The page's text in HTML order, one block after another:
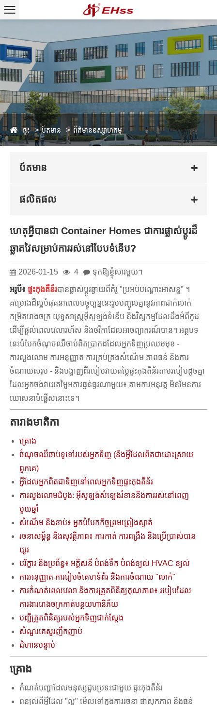
ផ្ទះ ប៍តមាន ព័ត៌មានឧស្សាហកម្ម
ប៍តមាន
ផលិតផល
ហេតុអ្វីបានជា Container Homes ជាការផ្លាស់ប្តូរដ៏
ឆ្លាតវៃសម្រាប់ការរស់នៅបែបទំនើប?
2026-01-15 4 ទុកឱ្យខ្ញុំសារមួយ។
អរូបី៖ ផ្ទះកុងតឺន័របានផ្លាស់ប្តូរឆ្ងាយពីគំរូ "ប្រអប់បណ្តោះអាសន្ន" ។
គម្រោងដ៏ល្អបំផុតនាពេលបច្ចុប្បន្ននេះរួមបញ្ចូលគ្នានូវភាពជាក់លាក់
កម្រិតរោងចក្រ យុទ្ធសាស្រ្តអ៊ីសូឡង់ទំនើប និងវិស្វកម្មដែលដឹងអំពីកូដ
ដើម្បីផ្តល់ពេលវេលារហ័ស និងថវិកាដែលអាចព្យាករណ៍បាន។ អត្ថបទ
នេះបំបែកចំណុចឈឺចាប់ពិតប្រាកដដែលអ្នកទិញប្រឈមមុខ -
ការលួងលោម ការអនុញ្ញាត ការគ្រប់គ្រងសំណើម ភាពធន់ និងការ
ចំណាយសរុប - និងបង្ហាញពីរបៀបវាយតម្លៃផ្ទះកុងតឺន័រតាមរបៀបដូចគ្នា
ដែលអ្នកចង់វាយតម្លៃអគារធ្ងន់ធ្ងរណាមួយ៖ តាមការអនុវត្ត មិនមែនការ
ឃោសនាបំផ្លើសនោះទេ។
តារាងមាតិកា
គ្រោង
ចំណុចឈឺចាប់ទូទៅរបស់អ្នកទិញ (និងអ្វីដែលពិតជាដោះស្រាយ
ពួកគេ)
អ្វីដែលអ្នកពិតជាទិញនៅពេលអ្នកទិញផ្ទះកុងតឺន័រ
ការលួងលោមដំបូង: អ៊ីសូឡង់សំឡេងរំខាននិងការរស់នៅពេញ
មួយឆ្នាំ
សំណើម និងខាប់៖ អ្នកបំបែកកិច្ចព្រមព្រៀងស្ងាត់
រចនាសម្ព័ន្ធ និងសុវត្ថិភាព៖ ការកាត់ ការពង្រឹង និងប្រើប្រាស់បាន
យូរ
បរិក្ខារ និងប្រព័ន្ធ៖ អគ្គិសនី បំពង់ទឹក បំពង់ខ្យល់ HVAC ខ្យល់
ការអនុញ្ញាត ការរៀបចំគេហទំព័រ និងការចំណាយ "លាក់"
ការកំណត់ពេលវេលា និងការត្រួតពិនិត្យគុណភាព៖ របៀបដែល
ការងាររោងចក្រកាត់បន្ថយហានិភ័យ
បញ្ជីត្រួតពិនិត្យរបស់អ្នកទិញជាក់ស្តែង
សំណួរគេសួរញឹកញាប់
ជំហានបន្ទាប់
គ្រោង
កំណត់បញ្ហាដែលមនុស្សជួបប្រទះជាមួយ ផ្ទះកុងតឺន័រ
ពន្យល់ពីអ្វីដែល "ល្អ" មើលទៅក្នុងការរចនា ផាសុកភាព និងធន់